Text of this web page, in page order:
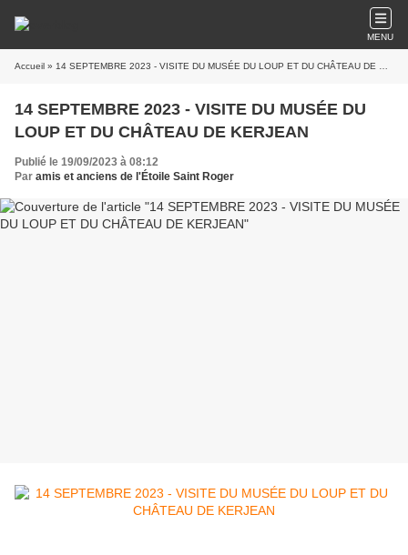
MENU
Accueil » 14 SEPTEMBRE 2023 - VISITE DU MUSÉE DU LOUP ET DU CHÂTEAU DE KERJEAN
14 SEPTEMBRE 2023 - VISITE DU MUSÉE DU
LOUP ET DU CHÂTEAU DE KERJEAN
Publié le 19/09/2023 à 08:12
Par amis et anciens de l'Étoile Saint Roger